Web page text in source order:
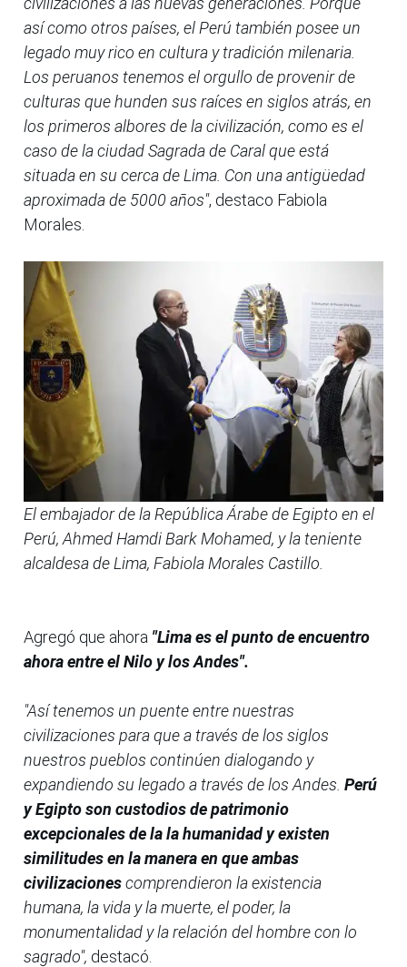
así como otros países, el Perú también posee un
legado muy rico en cultura y tradición milenaria.
Los peruanos tenemos el orgullo de provenir de
culturas que hunden sus raíces en siglos atrás, en
los primeros albores de la civilización, como es el
caso de la ciudad Sagrada de Caral que está
situada en su cerca de Lima. Con una antigüedad
aproximada de 5000 años", destaco Fabiola
Morales.
El embajador de la República Árabe de Egipto en el
Perú, Ahmed Hamdi Bark Mohamed, y la teniente
alcaldesa de Lima, Fabiola Morales Castillo.
Agregó que ahora "Lima es el punto de encuentro
ahora entre el Nilo y los Andes".
"Así tenemos un puente entre nuestras
civilizaciones para que a través de los siglos
nuestros pueblos continúen dialogando y
expandiendo su legado a través de los Andes. Perú
y Egipto son custodios de patrimonio
excepcionales de la la humanidad y existen
similitudes en la manera en que ambas
civilizacionescomprendieron la existencia
humana, la vida y la muerte, el poder, la
monumentalidad y la relación del hombre con lo
sagrado", destacó.